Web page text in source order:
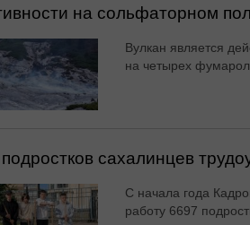
на сольфаторном
Вулкан является
на четырех
сахалинцев
С начала года
работу 6697